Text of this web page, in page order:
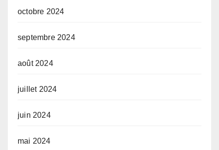
octobre 2024
septembre 2024
août 2024
juillet 2024
juin 2024
mai 2024